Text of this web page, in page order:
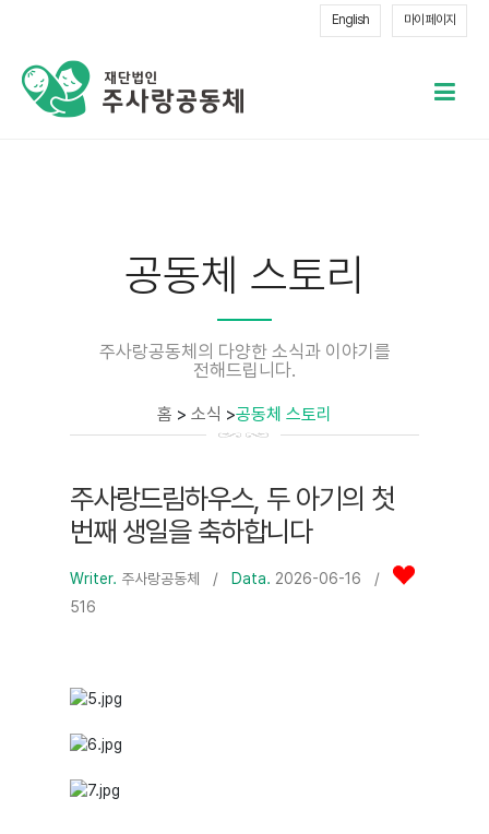
English 마이 페이지
메
공동체 스토리
주사랑공동체의 다양한 소식과 이야기를
전해드립니다.
홈 > 소식 >공동체 스토리
주사랑드림하우스, 두 아기의 첫
번째 생일을 축하합니다
Writer. 주사랑공동체 / Data. 2026-06-16 /
516